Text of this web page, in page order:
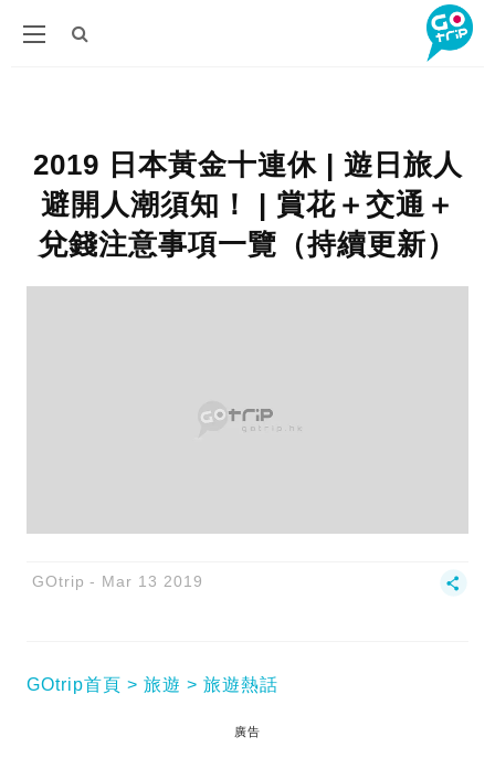
2019 日本黃金十連休 | 遊日旅人
避開人潮須知！ | 賞花＋交通＋
兌錢注意事項一覽（持續更新）
GOtrip Mar 13 2019
GOtrip首頁 旅遊 旅遊熱話
廣告